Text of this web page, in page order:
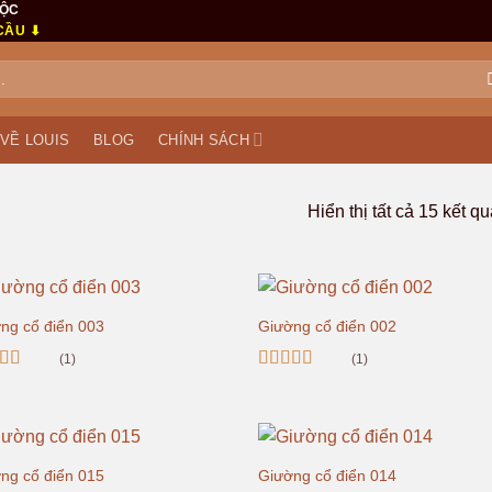
⬇
VỀ LOUIS BLOG CHÍNH SÁCH
Hiển thị tất cả 15 kết
cổ điển 003
(1)
Giường cổ điển 002
sao
(1)
cổ điển 015 Giường cổ điển 014